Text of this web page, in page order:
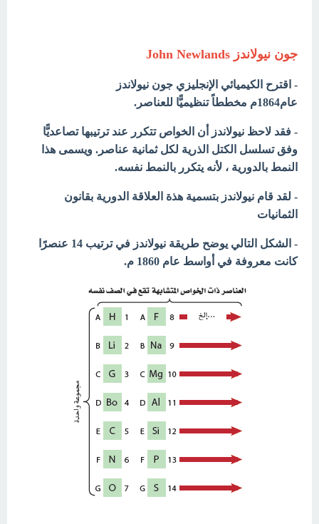
جون نيولاندز John Newlands
- اقترح الكيميائي الإنجليزي جون نيولاندز
عام1864م
مخططاً تنظيميًّا للعناصر.
- فقد لاحظ نيولاندز أن الخواص تتكرر عند ترتيبها تصاعديًّا
وفق تسلسل الكتل الذرية لكل ثمانية عناصر. ويسمى هذا
النمط بالدورية ، لأنه يتكرر بالنمط نفسه.
- لقد قام نيولاندز بتسمية هذة العلاقة الدورية بقانون
الثمانيات
- الشكل التالي يوضح طريقة نيولاندز في ترتيب 14 عنصرًا
كانت معروفة في أواسط عام 1860 م.